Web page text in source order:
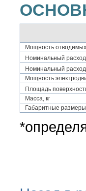
Мощность
Номинальный
Номинальный
Мощность
Площадь
Масса, кг
Габаритные